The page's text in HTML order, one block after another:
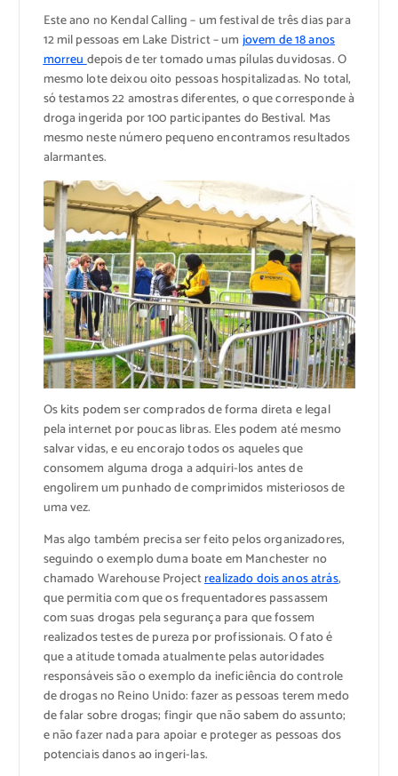
Este ano no Kendal Calling – um festival de três dias para
12 mil pessoas em Lake District – um jovem de 18 anos
morreudepois de ter tomado umas pílulas duvidosas. O
mesmo lote deixou oito pessoas hospitalizadas. No total,
só testamos 22 amostras diferentes, o que corresponde à
droga ingerida por 100 participantes do Bestival. Mas
mesmo neste número pequeno encontramos resultados
alarmantes.
Os kits podem ser comprados de forma direta e legal
pela internet por poucas libras. Eles podem até mesmo
salvar vidas, e eu encorajo todos os aqueles que
consomem alguma droga a adquiri-los antes de
engolirem um punhado de comprimidos misteriosos de
uma vez.
Mas algo também precisa ser feito pelos organizadores,
seguindo o exemplo duma boate em Manchester no
chamado Warehouse Projectrealizado dois anos atrás,
que permitia com que os frequentadores passassem
com suas drogas pela segurança para que fossem
realizados testes de pureza por profissionais. O fato é
que a atitude tomada atualmente pelas autoridades
responsáveis são o exemplo da ineficiência do controle
de drogas no Reino Unido: fazer as pessoas terem medo
de falar sobre drogas; fingir que não sabem do assunto;
e não fazer nada para apoiar e proteger as pessoas dos
potenciais danos ao ingeri-las.